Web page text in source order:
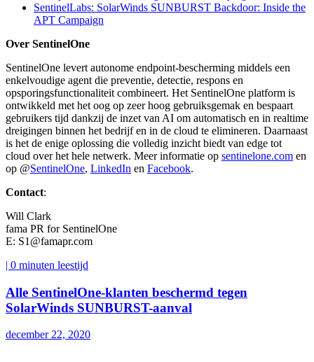
SentinelLabs: SolarWinds SUNBURST Backdoor: Inside the
APT Campaign
Over SentinelOne
SentinelOne levert autonome endpoint-bescherming middels een
enkelvoudige agent die preventie, detectie, respons en
opsporingsfunctionaliteit combineert. Het SentinelOne platform is
ontwikkeld met het oog op zeer hoog gebruiksgemak en bespaart
gebruikers tijd dankzij de inzet van AI om automatisch en in realtime
dreigingen binnen het bedrijf en in de cloud te elimineren. Daarnaast
is het de enige oplossing die volledig inzicht biedt van edge tot
cloud over het hele netwerk. Meer informatie op sentinelone.com en
op @SentinelOne, LinkedIn en Facebook.
Contact:
Will Clark
fama PR for SentinelOne
E: S1@famapr.com
| 0 minuten leestijd
Alle SentinelOne-klanten beschermd tegen
SolarWinds SUNBURST-aanval
december 22, 2020